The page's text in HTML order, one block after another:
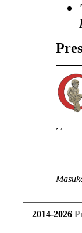
, ,
2014-2026